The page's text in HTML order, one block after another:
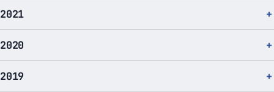
2021
2020
2019